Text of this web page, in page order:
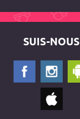
SUIS-NOUS